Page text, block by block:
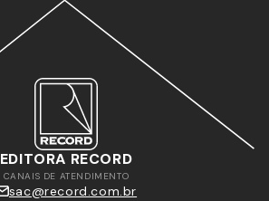
EDITORA RECORD
CANAIS DE ATENDIMENTO
sac@record.com.br